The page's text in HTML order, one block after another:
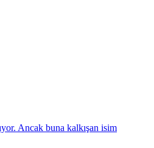
Ancak buna kalkışan isim